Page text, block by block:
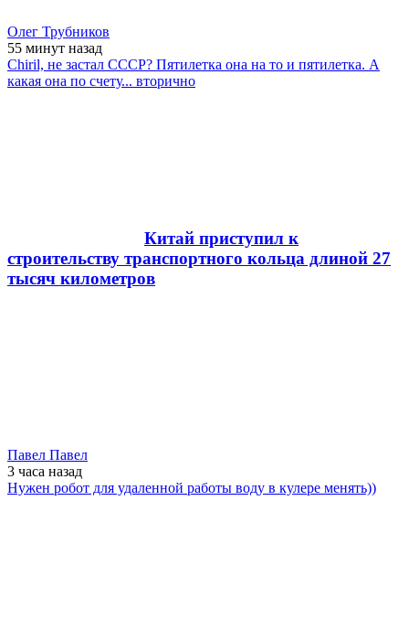
Олег Трубников
55 минут назад
Chiril, не застал СССР? Пятилетка она на то и пятилетка. А
какая она по счету... вторично
Китай приступил к
строительству транспортного кольца длиной 27
тысяч километров
Павел Павел
3 часа назад
Нужен робот для удаленной работы воду в кулере менять))